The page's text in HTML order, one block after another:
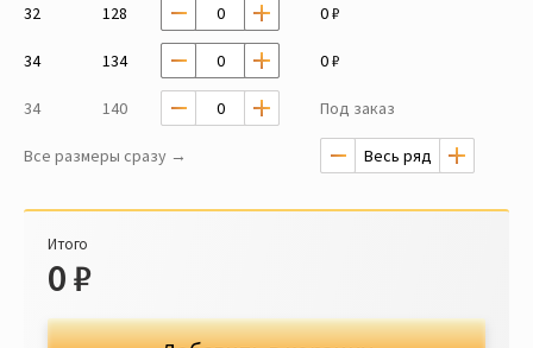
32 128 0 ₽
34 134 0 ₽
34 140 Под заказ
Все размеры сразу →
Итого
0₽